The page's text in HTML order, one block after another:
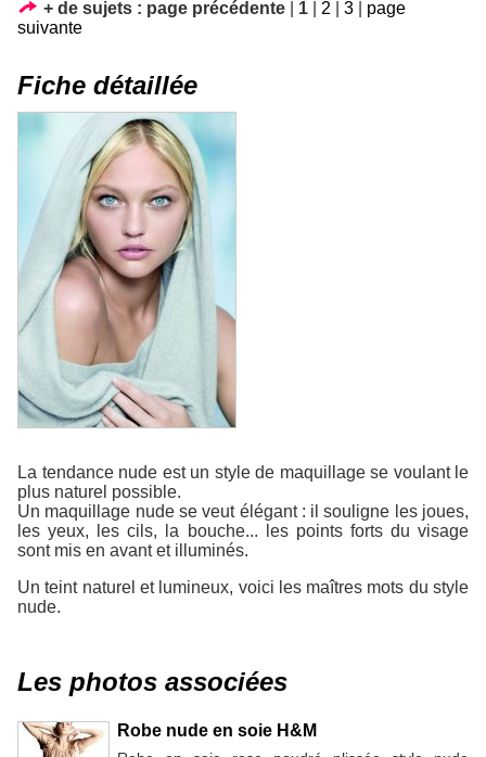
+ de sujets : page précédente 1 2 3
page
suivante
Fiche détaillée
La tendance nude est un style de maquillage se voulant le
plus naturel possible.
Un maquillage nude se veut élégant : il souligne les joues,
les yeux, les cils, la bouche... les points forts du visage
sont mis en avant et illuminés.
Un teint naturel et lumineux, voici les maîtres mots du style
nude.
Les photos associées
Robe nude en soie H&M